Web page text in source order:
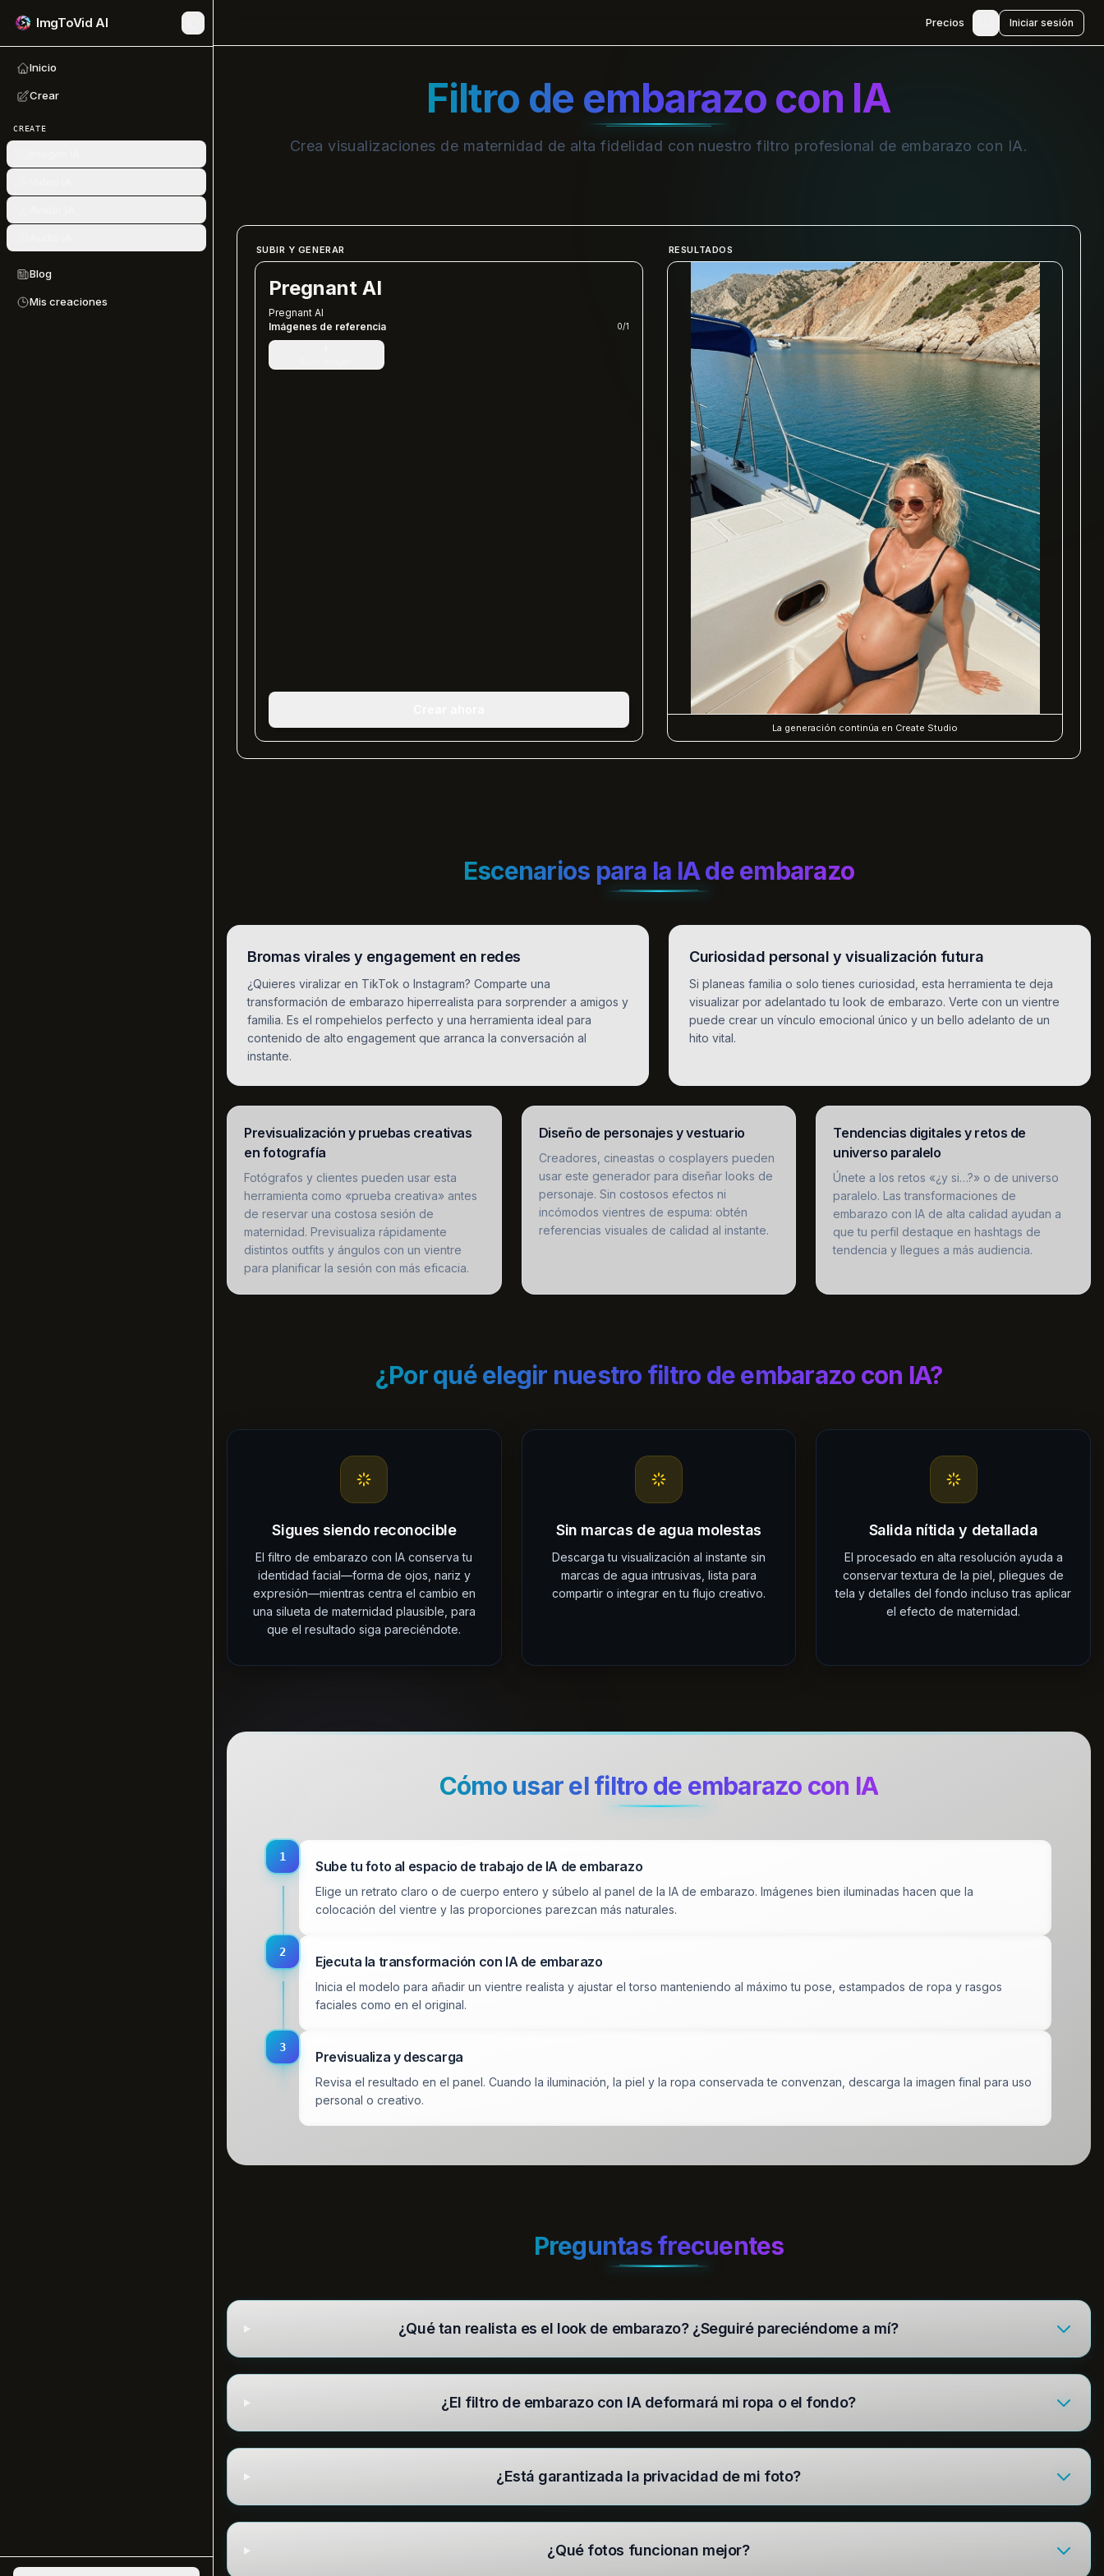
ImgToVid AI
Inicio
Crear
CREATE
Blog
Mis creaciones
Precios Iniciar sesión
Filtro de embarazo con IA
Crea visualizaciones de maternidad de alta fidelidad con nuestro filtro profesional de embarazo con IA.
SUBIR Y GENERAR
Pregnant AI
Pregnant AI
Imágenes de referencia
0/1
RESULTADOS
La generación continúa en Create Studio
Escenarios para la IA de embarazo
Bromas virales y engagement en redes
¿Quieres viralizar en TikTok o Instagram? Comparte una
transformación de embarazo hiperrealista para sorprender a amigos y
familia. Es el rompehielos perfecto y una herramienta ideal para
contenido de alto engagement que arranca la conversación al
instante.
Curiosidad personal y visualización futura
Si planeas familia o solo tienes curiosidad, esta herramienta te deja
visualizar por adelantado tu look de embarazo. Verte con un vientre
puede crear un vínculo emocional único y un bello adelanto de un
hito vital.
Previsualización y pruebas creativas
en fotografía
Fotógrafos y clientes pueden usar esta
herramienta como «prueba creativa» antes
de reservar una costosa sesión de
maternidad. Previsualiza rápidamente
distintos outfits y ángulos con un vientre
para planificar la sesión con más eficacia.
Diseño de personajes y vestuario
Creadores, cineastas o cosplayers pueden
usar este generador para diseñar looks de
personaje. Sin costosos efectos ni
incómodos vientres de espuma: obtén
referencias visuales de calidad al instante.
Tendencias digitales y retos de
universo paralelo
Únete a los retos «¿y si…?» o de universo
paralelo. Las transformaciones de
embarazo con IA de alta calidad ayudan a
que tu perfil destaque en hashtags de
tendencia y llegues a más audiencia.
¿Por qué elegir nuestro filtro de embarazo con IA?
Sigues siendo reconocible
El filtro de embarazo con IA conserva tu
identidad facial—forma de ojos, nariz y
expresión—mientras centra el cambio en
una silueta de maternidad plausible, para
que el resultado siga pareciéndote.
Sin marcas de agua molestas
Descarga tu visualización al instante sin
marcas de agua intrusivas, lista para
compartir o integrar en tu flujo creativo.
Salida nítida y detallada
El procesado en alta resolución ayuda a
conservar textura de la piel, pliegues de
tela y detalles del fondo incluso tras aplicar
el efecto de maternidad.
Cómo usar el filtro de embarazo con IA
1
Sube tu foto al espacio de trabajo de IA de embarazo
Elige un retrato claro o de cuerpo entero y súbelo al panel de la IA de embarazo. Imágenes bien iluminadas hacen que la
colocación del vientre y las proporciones parezcan más naturales.
2
Ejecuta la transformación con IA de embarazo
Inicia el modelo para añadir un vientre realista y ajustar el torso manteniendo al máximo tu pose, estampados de ropa y rasgos
faciales como en el original.
3
Previsualiza y descarga
Revisa el resultado en el panel. Cuando la iluminación, la piel y la ropa conservada te convenzan, descarga la imagen final para uso
personal o creativo.
Preguntas frecuentes
¿Qué tan realista es el look de embarazo? ¿Seguiré pareciéndome a mí?
¿El filtro de embarazo con IA deformará mi ropa o el fondo?
¿Está garantizada la privacidad de mi foto?
¿Qué fotos funcionan mejor?